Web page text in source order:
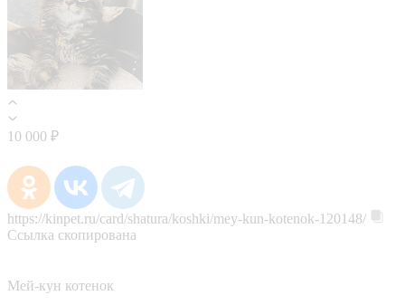
10 000 ₽
https://kinpet.ru/card/shatura/koshki/mey-kun-kotenok-120148/
Ссылка скопирована
Мей-кун котенок